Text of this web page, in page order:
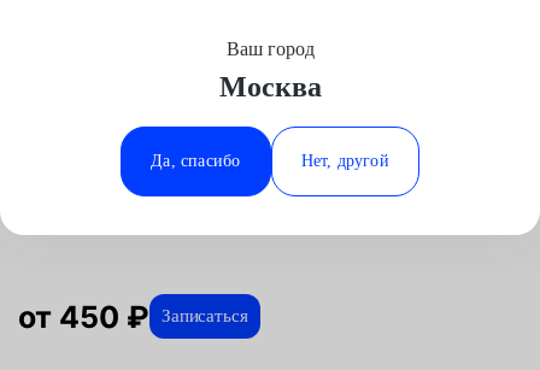
Минеральные Воды
Ростов-на-Дону
Ставрополь
Ваш город
Москва
Да, спасибо Нет, другой
ОтзывыАвтосервис
Замена задней опоры двигателя
для Mazda в Москве
от 450 ₽ Записаться